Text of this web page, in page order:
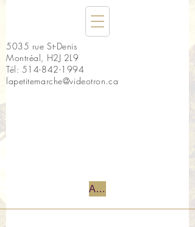
5035 rue St-Denis
Montréal, H2J 2L9
Tél: 514-842-1994
lapetitemarche@videotron.ca
Accueil